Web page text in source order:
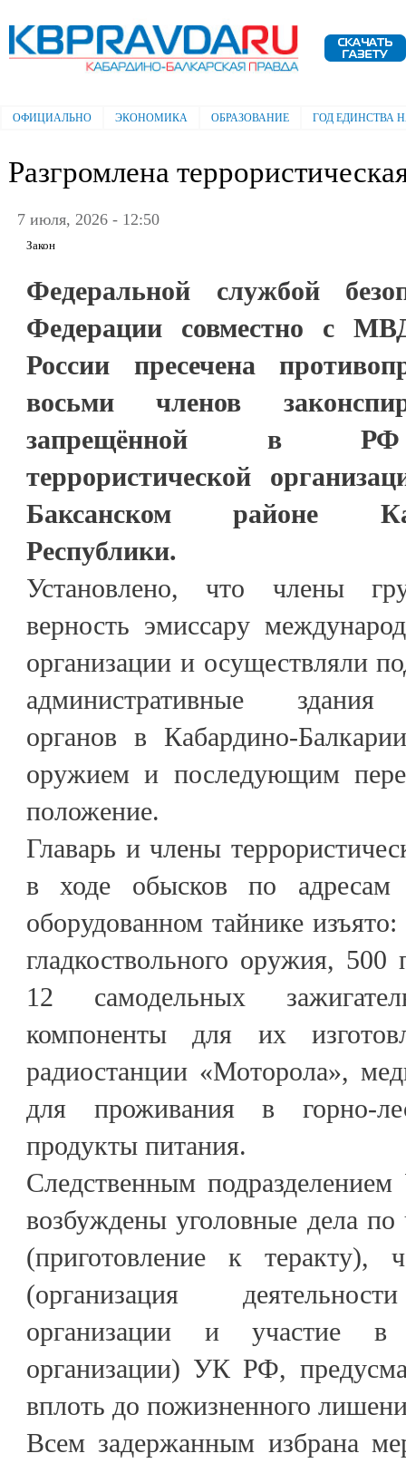
Электронная газета "Кабардино-
Балкарская правда"
Главное меню
ОФИЦИАЛЬНО ЭКОНОМИКА ОБРАЗОВАНИЕ ГОД ЕДИНСТВА
Разгромлена
7 июля, 2026 - 12:50
Закон
Федеральной службой
Федерации совместно с
России пресечена
восьми членов
запрещённой в РФ
террористической
Баксанском районе
Республики.
Установлено, что члены
верность эмиссару
организации и осуществляли
административные здания
органов в Кабардино-
оружием и последующим
положение.
Главарь и члены
в ходе обысков по
оборудованном тайнике
гладкоствольного оружия,
12 самодельных
компоненты для их
радиостанции «Моторола»,
для проживания в горно-
продукты питания.
Следственным
возбуждены уголовные дела
(приготовление к
(организация
организации и участие в
организации) УК РФ,
вплоть до пожизненного
Всем задержанным избрана